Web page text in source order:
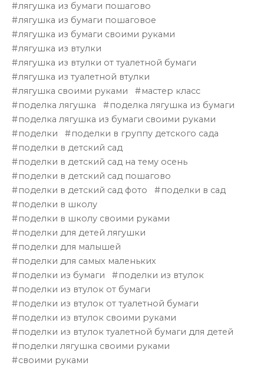
лягушка из бумаги пошагово
лягушка из бумаги пошаговое
лягушка из бумаги своими руками
лягушка из втулки
лягушка из втулки от туалетной бумаги
лягушка из туалетной втулки
лягушка своими руками
мастер класс
поделка лягушка
поделка лягушка из бумаги
поделка лягушка из бумаги своими руками
поделки
поделки в группу детского сада
поделки в детский сад
поделки в детский сад на тему осень
поделки в детский сад пошагово
поделки в детский сад фото
поделки в сад
поделки в школу
поделки в школу своими руками
поделки для детей лягушки
поделки для малышей
поделки для самых маленьких
поделки из бумаги
поделки из втулок
поделки из втулок от бумаги
поделки из втулок от туалетной бумаги
поделки из втулок своими руками
поделки из втулок туалетной бумаги для детей
поделки лягушка своими руками
своими руками